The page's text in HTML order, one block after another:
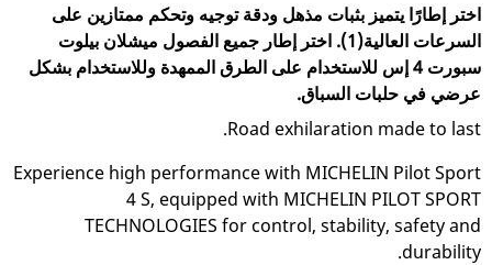
اختر إطارًا يتميز بثبات مذهل ودقة توجيه وتحكم ممتازين على
السرعات العالية(1). اختر إطار جميع الفصول ميشلان بيلوت
سبورت 4 إس للاستخدام على الطرق الممهدة وللاستخدام بشكل
عرضي في حلبات السباق.
Road exhilaration made to last.
Experience high performance with MICHELIN Pilot Sport
4 S, equipped with MICHELIN PILOT SPORT
TECHNOLOGIES for control, stability, safety and
durability.